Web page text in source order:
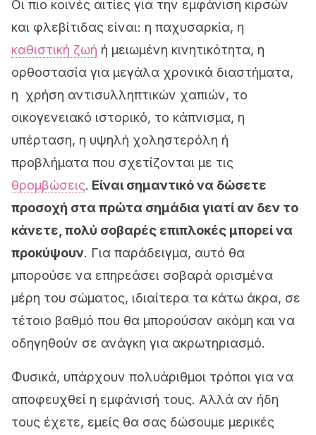
Οι πιο κοινές αιτίες για την εμφάνιση κιρσών
και φλεβίτιδας είναι: η παχυσαρκία, η
καθιστική ζωή ή μειωμένη κινητικότητα, η
ορθοστασία για μεγάλα χρονικά διαστήματα,
η χρήση αντισυλληπτικών χαπιών, το
οικογενειακό ιστορικό, το κάπνισμα, η
υπέρταση, η υψηλή χοληστερόλη ή
προβλήματα που σχετίζονται με τις
θρομβώσεις. Είναι σημαντικό να δώσετε
προσοχή στα πρώτα σημάδια γιατί αν δεν το
κάνετε, πολύ σοβαρές επιπλοκές μπορεί να
προκύψουν. Για παράδειγμα, αυτό θα
μπορούσε να επηρεάσει σοβαρά ορισμένα
μέρη του σώματος, ιδιαίτερα τα κάτω άκρα, σε
τέτοιο βαθμό που θα μπορούσαν ακόμη και να
οδηγηθούν σε ανάγκη για ακρωτηριασμό.
Φυσικά, υπάρχουν πολυάριθμοι τρόποι για να
αποφευχθεί η εμφάνισή τους. Αλλά αν ήδη
τους έχετε, εμείς θα σας δώσουμε μερικές